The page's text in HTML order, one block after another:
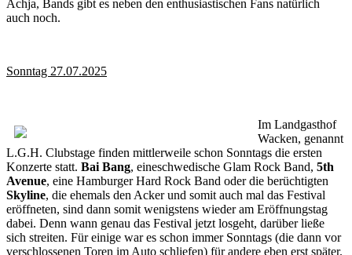
Achja, Bands gibt es neben den enthusiastischen Fans natürlich
auch noch.
Sonntag 27.07.2025
Im Landgasthof
Wacken, genannt
L.G.H. Clubstage finden mittlerweile schon Sonntags die ersten
Konzerte statt. Bai Bang, eineschwedische Glam Rock Band, 5th
Avenue, eine Hamburger Hard Rock Band oder die berüchtigten
Skyline, die ehemals den Acker und somit auch mal das Festival
eröffneten, sind dann somit wenigstens wieder am Eröffnungstag
dabei. Denn wann genau das Festival jetzt losgeht, darüber ließe
sich streiten. Für einige war es schon immer Sonntags (die dann vor
verschlossenen Toren im Auto schliefen) für andere eben erst später.